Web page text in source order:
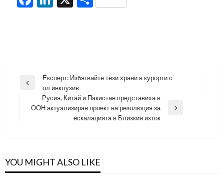
Навигация
Previous
Експерт: Избягвайте тези храни в курорти с
ол инклузив
Next
Русия, Китай и Пакистан представиха в
ООН актуализиран проект на резолюция за
ескалацията в Близкия изток
YOU MIGHT ALSO LIKE